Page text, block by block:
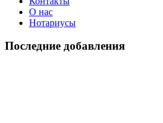
О нас
Нотариусы
Последние добавления